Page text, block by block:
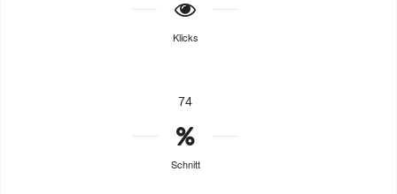
Klicks
74
Schnitt